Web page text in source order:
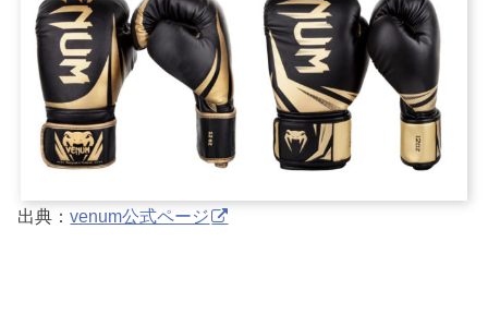
出典：venum公式ページ